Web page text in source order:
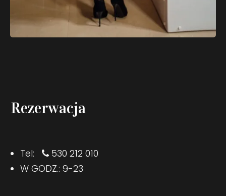
Rezerwacja
Tel:
530 212 010
W GODZ.: 9-23